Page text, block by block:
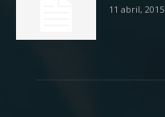
11 abril, 2015